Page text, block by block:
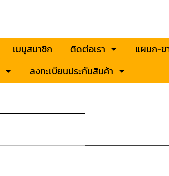
เมนูสมาชิก ติดต่อเรา แผนก-ข
ลงทะเบียนประกันสินค้า